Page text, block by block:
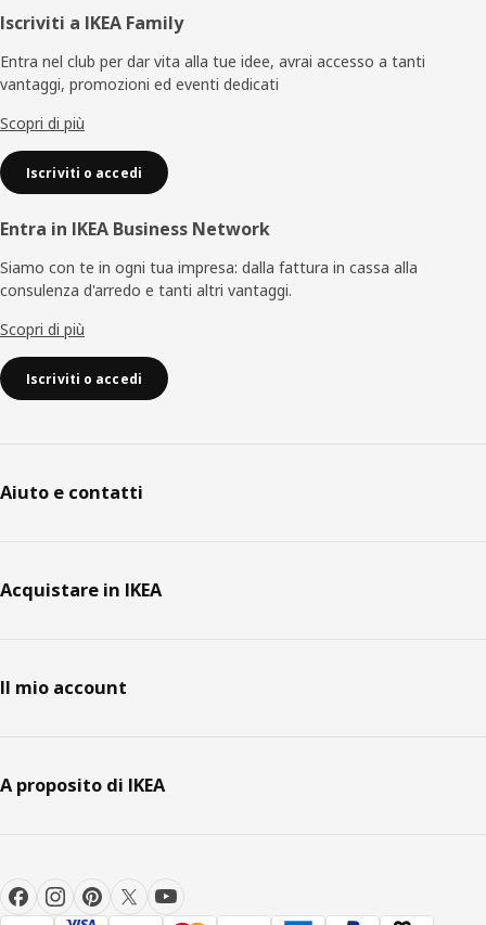
Piè
di
pagina
Iscriviti a IKEA Family
Entra nel club per dar vita alla tue idee, avrai accesso a tanti
vantaggi, promozioni ed eventi dedicati
Scopri di più
Iscriviti o accedi
Entra in IKEA Business Network
Siamo con te in ogni tua impresa: dalla fattura in cassa alla
consulenza d'arredo e tanti altri vantaggi.
Scopri di più
Iscriviti o accedi
Aiuto e contatti
Acquistare in IKEA
Il mio account
A proposito di IKEA